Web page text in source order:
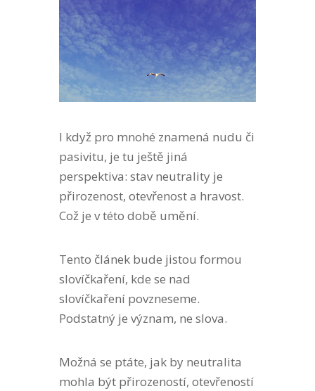
I když pro mnohé znamená nudu či
pasivitu, je tu ještě jiná
perspektiva: stav neutrality je
přirozenost, otevřenost a hravost.
Což je v této době umění.
Tento článek bude jistou formou
slovíčkaření, kde se nad
slovíčkaření povzneseme.
Podstatný je význam, ne slova.
Možná se ptáte, jak by neutralita
mohla být přirozeností, otevřeností